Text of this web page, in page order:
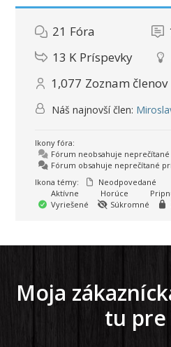
21 Fóra
13 K Príspevky
1,077 Zoznam členov
Náš najnovší člen:
Ikony fóra:
Fórum neobsahuje
Fórum obsahuje neprečítané
Ikona témy:
Neodpovedané
Aktívne
Horúce
Vyriešené
Súkromné
Moja
tu pre